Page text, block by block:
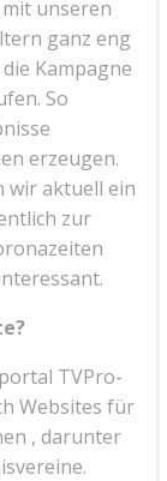
unseren
ganz eng
Kampagne
So
erzeugen.
wir aktuell ein
zur
TVPro-
Websites für
, darunter